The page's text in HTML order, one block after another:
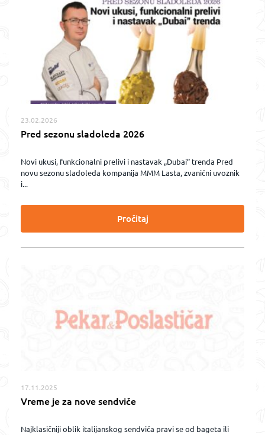
23.02.2026
Pred sezonu sladoleda 2026
Novi ukusi, funkcionalni prelivi i nastavak „Dubai” trenda Pred
novu sezonu sladoleda kompanija MMM Lasta, zvanični uvoznik
i...
Pročitaj
17.11.2025
Vreme je za nove sendviče
Najklasičniji oblik italijanskog sendviča pravi se od bageta ili